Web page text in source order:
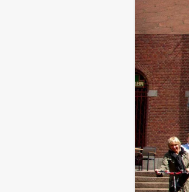
Route
De
Onze